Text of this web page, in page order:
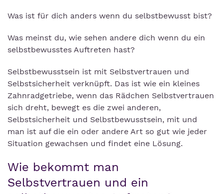
Was ist für dich anders wenn du selbstbewusst bist?
Was meinst du, wie sehen andere dich wenn du ein
selbstbewusstes Auftreten hast?
Selbstbewusstsein ist mit Selbstvertrauen und
Selbstsicherheit verknüpft. Das ist wie ein kleines
Zahnradgetriebe, wenn das Rädchen Selbstvertrauen
sich dreht, bewegt es die zwei anderen,
Selbstsicherheit und Selbstbewusstsein, mit und
man ist auf die ein oder andere Art so gut wie jeder
Situation gewachsen und findet eine Lösung.
Wie bekommt man
Selbstvertrauen und ein